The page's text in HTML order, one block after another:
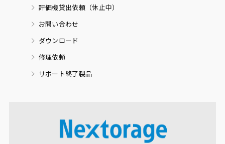
評価機貸出依頼（休止中）
お問い合わせ
ダウンロード
修理依頼
サポート終了製品